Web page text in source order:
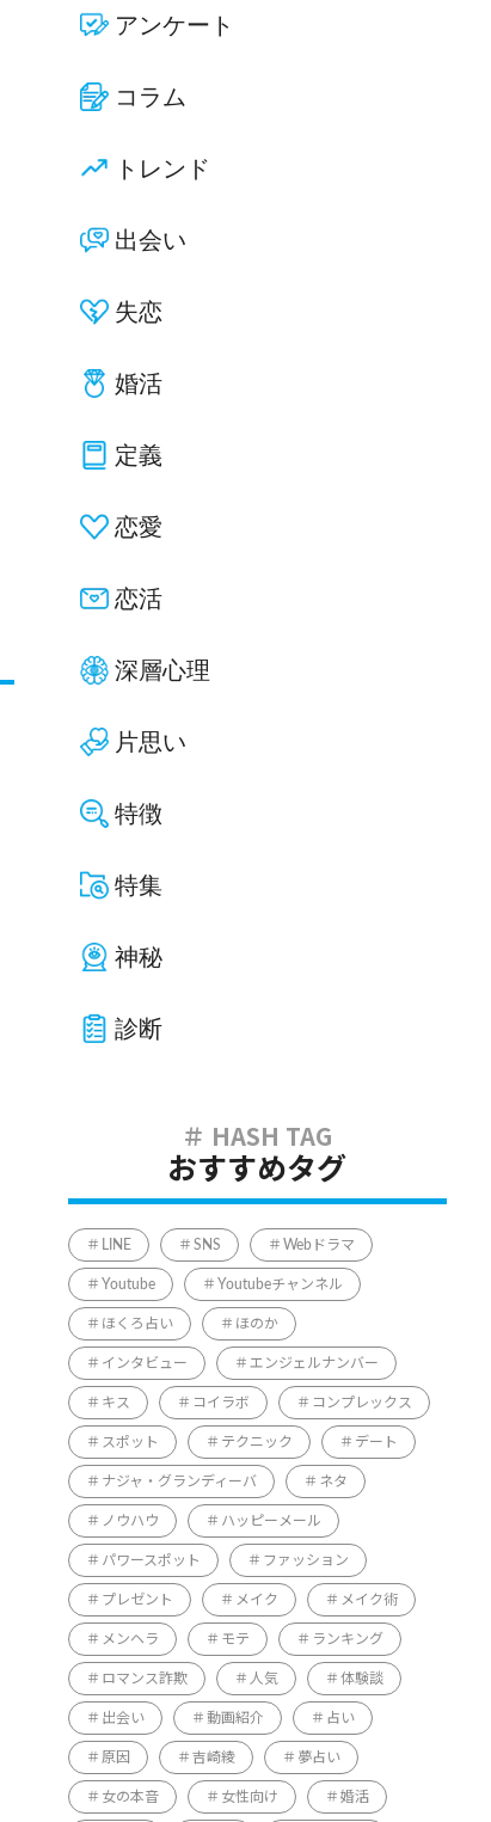
アンケート
コラム
トレンド
出会い
失恋
婚活
定義
恋愛
恋活
深層心理
片思い
特徴
特集
神秘
診断
おすすめタグ
LINE SNS Webドラマ
Youtube Youtubeチャンネル
ほくろ占い ほのか
インタビュー エンジェルナンバー
キス コイラボ コンプレックス
スポット テクニック デート
ナジャ・グランディーバ ネタ
ノウハウ ハッピーメール
パワースポット ファッション
プレゼント メイク メイク術
メンヘラ モテ ランキング
ロマンス詐欺 人気 体験談
出会い 動画紹介 占い
原因 吉崎綾 夢占い
女の本音 女性向け 婚活